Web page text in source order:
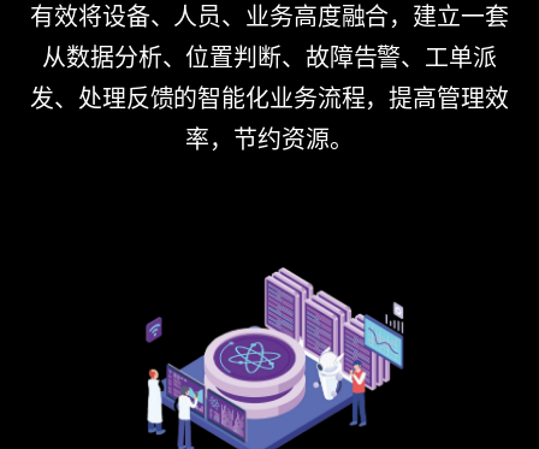
有效将设备、人员、业务高度融合，建立一套
从数据分析、位置判断、故障告警、工单派
发、处理反馈的智能化业务流程，提高管理效
率，节约资源。